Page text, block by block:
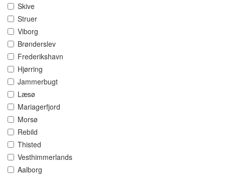
Skive
Struer
Viborg
Brønderslev
Frederikshavn
Hjørring
Jammerbugt
Læsø
Mariagerfjord
Morsø
Rebild
Thisted
Vesthimmerlands
Aalborg